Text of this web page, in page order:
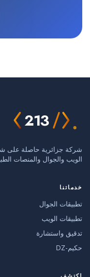
213
الويب والجوال والمنصات
خدماتنا
تطبيقات الجوال
تطبيقات الويب
تدقيق واستشارة
حكيم-DZ